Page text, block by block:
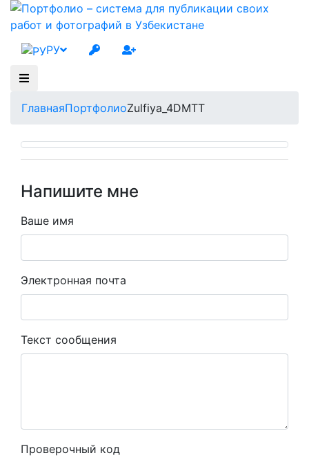
РУ
ГлавнаяПортфолиоZulfiya_4DMTT
Напишите мне
Ваше имя
Электронная почта
Текст сообщения
Проверочный код